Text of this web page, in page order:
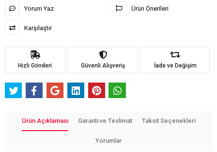
Yorum Yaz
Karşılaştır
Ürün Önerileri
Hızlı Gönderi Güvenli Alışveriş İade ve Değişim
Ürün Açıklaması Garanti ve Teslimat Taksit Seçenekleri
Yorumlar